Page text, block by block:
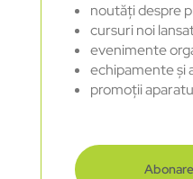
noutăți despre
cursuri noi
evenimente
echipamente și
promoții